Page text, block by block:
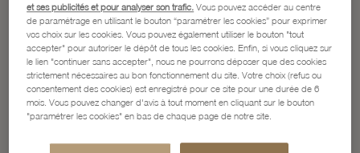
et ses publicités et pour analyser son trafic. Vous pouvez accéder au centre
de paramétrage en utilisant le bouton “paramétrer les cookies” pour exprimer
vos choix sur les cookies. Vous pouvez également utiliser le bouton "tout
accepter" pour autoriser le dépôt de tous les cookies. Enfin, si vous cliquez sur
le lien "continuer sans accepter", nous ne pourrons déposer que des cookies
strictement nécessaires au bon fonctionnement du site. Votre choix (refus ou
consentement des cookies) est enregistré pour ce site pour une durée de 6
mois. Vous pouvez changer d'avis à tout moment en cliquant sur le bouton
"paramétrer les cookies" en bas de chaque page de notre site.